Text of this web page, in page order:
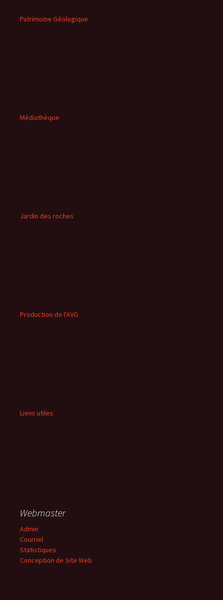
Patrimoine Géologique
Médiathèque
Jardin des roches
Production de l'AVG
Liens utiles
Webmaster
Admin
Courriel
Statistiques
Conception de Site Web